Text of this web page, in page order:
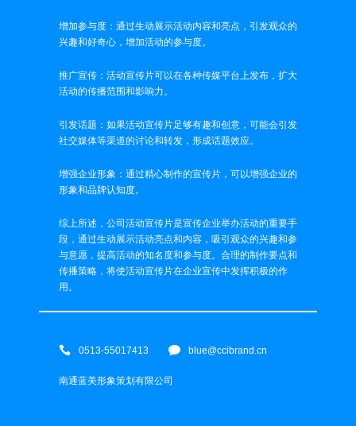
增加参与度：通过生动展示活动内容和亮点，引发观众的
兴趣和好奇心，增加活动的参与度。
推广宣传：活动宣传片可以在各种传媒平台上发布，扩大
活动的传播范围和影响力。
引发话题：如果活动宣传片足够有趣和创意，可能会引发
社交媒体等渠道的讨论和转发，形成话题效应。
增强企业形象：通过精心制作的宣传片，可以增强企业的
形象和品牌认知度。
综上所述，公司活动宣传片是宣传企业举办活动的重要手
段，通过生动展示活动亮点和内容，吸引观众的兴趣和参
与意愿，提高活动的知名度和参与度。合理的制作要点和
传播策略，将使活动宣传片在企业宣传中发挥积极的作
用。
0513-55017413 blue@ccibrand.cn
南通蓝美形象策划有限公司